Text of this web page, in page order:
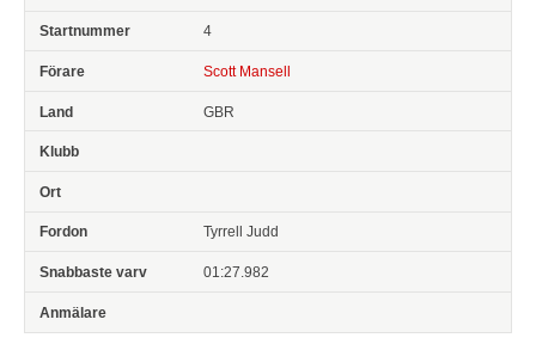
4
Scott Mansell
GBR
Tyrrell Judd
01:27.982